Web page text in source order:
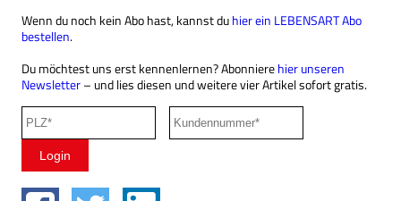
Wenn du noch kein Abo hast, kannst duhier ein LEBENSART Abo
bestellen.
Du möchtest uns erst kennenlernen? Abonnierehier unseren
Newsletter– und lies diesen und weitere vier Artikel sofort gratis.